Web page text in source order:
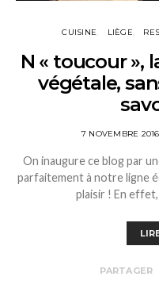
CUISINE LIÈGE
N « toucour »,
végétale,
7 NOVEMBRE 2016
On inaugure ce blog par
parfaitement à notre ligne
plaisir ! En
PARTAGER